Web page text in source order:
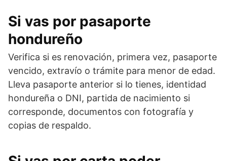
Si vas por pasaporte
hondureño
Verifica si es renovación, primera vez, pasaporte
vencido, extravío o trámite para menor de edad.
Lleva pasaporte anterior si lo tienes, identidad
hondureña o DNI, partida de nacimiento si
corresponde, documentos con fotografía y
copias de respaldo.